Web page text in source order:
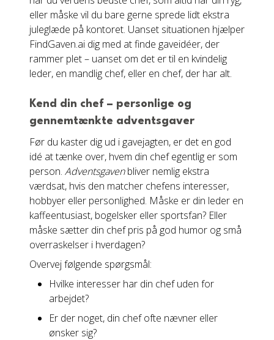
eller måske vil du bare gerne sprede lidt ekstra
juleglæde på kontoret. Uanset situationen hjælper
FindGaven.ai dig med at finde gaveidéer, der
rammer plet – uanset om det er til en kvindelig
leder, en mandlig chef, eller en chef, der har alt.
Kend din chef – personlige og
gennemtænkte adventsgaver
Før du kaster dig ud i gavejagten, er det en god
idé at tænke over, hvem din chef egentlig er som
person. Adventsgavenbliver nemlig ekstra
værdsat, hvis den matcher chefens interesser,
hobbyer eller personlighed. Måske er din leder en
kaffeentusiast, bogelsker eller sportsfan? Eller
måske sætter din chef pris på god humor og små
overraskelser i hverdagen?
Overvej følgende spørgsmål:
Hvilke interesser har din chef uden for
arbejdet?
Er der noget, din chef ofte nævner eller
ønsker sig?